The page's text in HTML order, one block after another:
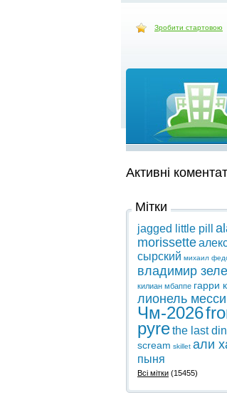
Зробити стартовою
Активні
Мітки
jagged little pill
morissette
сырский михаил
владимир
килиан мбаппе гарри
лионель месси
Чм-2026
pyrethe last
scream skillet али
пыня
Всі мітки (15455)